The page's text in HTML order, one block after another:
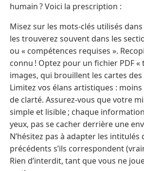
humain ? Voici la prescription :
Misez sur les mots-clés utilisés dans
les trouverez souvent dans les
ou « compétences requises ».
connu ! Optez pour un fichier PDF «
images, qui brouillent les cartes
Limitez vos élans artistiques : moins
de clarté. Assurez-vous que votre
simple et lisible ; chaque
yeux, pas se cacher derrière une
N’hésitez pas à adapter les intitulés
précédents s’ils correspondent
Rien d’interdit, tant que vous ne